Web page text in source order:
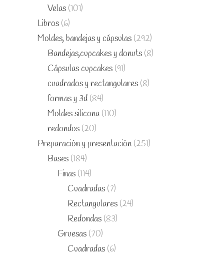
Velas (101)
Libros (6)
Moldes, bandejas y cápsulas (292)
Bandejas,cupcakes y donuts (8)
Cápsulas cupcakes (91)
cuadrados y rectangulares (8)
formas y 3d (84)
Moldes silicona (110)
redondos (20)
Preparación y presentación (251)
Bases (184)
Finas (114)
Cuadradas (7)
Rectangulares (24)
Redondas (83)
Gruesas (70)
Cuadradas (6)